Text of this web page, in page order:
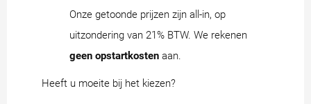
Onze getoonde prijzen zijn all-in, op
uitzondering van 21% BTW. We rekenen
geen opstartkosten aan.
Heeft u moeite bij het kiezen?